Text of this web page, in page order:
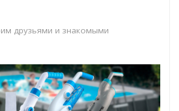
друзьями и знакомыми